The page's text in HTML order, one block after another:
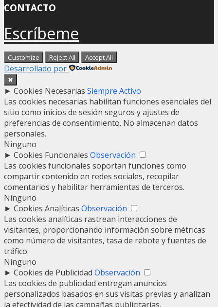
CONTACTO
Escríbeme
Customize Reject All Accept All
Desarrollado por
✖
► Cookies Necesarias Siempre Activo
Las cookies necesarias habilitan funciones esenciales del
sitio como inicios de sesión seguros y ajustes de
preferencias de consentimiento. No almacenan datos
personales.
Ninguno
► Cookies Funcionales Observación
Las cookies funcionales soportan funciones como
compartir contenido en redes sociales, recopilar
comentarios y habilitar herramientas de terceros.
Ninguno
► Cookies Analíticas Observación
Las cookies analíticas rastrean interacciones de
visitantes, proporcionando información sobre métricas
como número de visitantes, tasa de rebote y fuentes de
tráfico.
Ninguno
► Cookies de Publicidad Observación
Las cookies de publicidad entregan anuncios
personalizados basados en sus visitas previas y analizan
la efectividad de las campañas publicitarias.